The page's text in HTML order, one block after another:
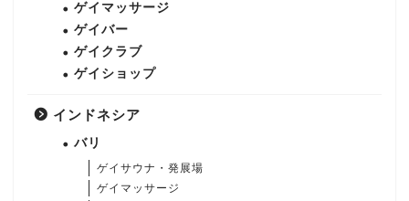
ゲイマッサージ
ゲイバー
ゲイクラブ
ゲイショップ
インドネシア
バリ
ゲイサウナ・発展場
ゲイマッサージ